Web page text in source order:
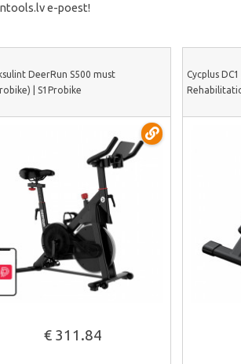
e-poest!
DeerRun S500 must
| S1Probike
€ 311.84
Cycplus